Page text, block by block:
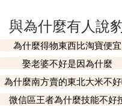
與為什麼有人說
為什麼得物東西比淘寶便宜
娶老婆不好是因為什麼
為什麼南方賣的東北大米不
微信區王者為什麼技能不好